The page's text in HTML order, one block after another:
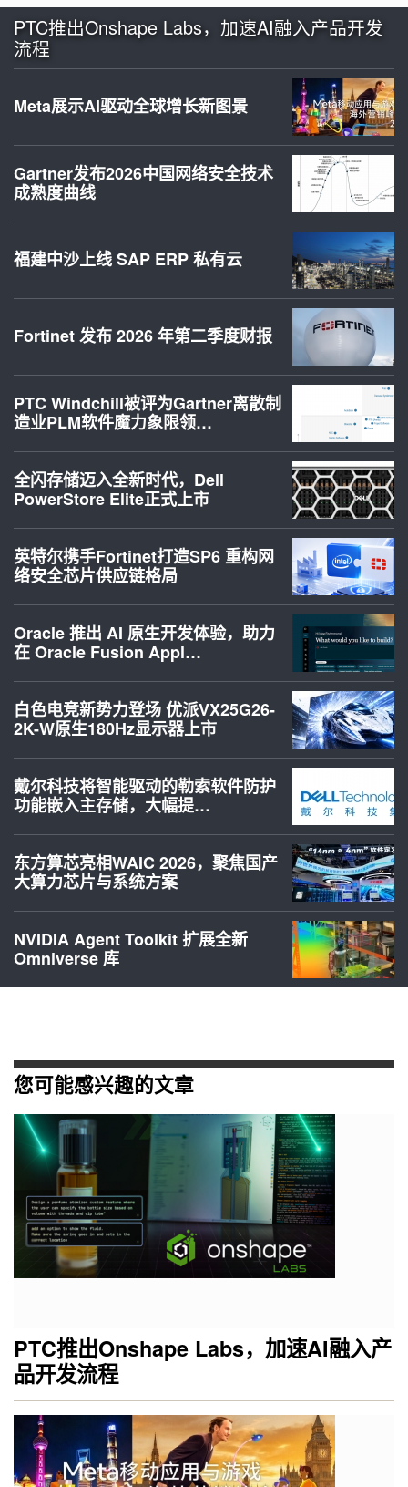
PTC推出Onshape Labs，加速AI融入产品开发
流程
Meta展示AI驱动全球增长新图景
Gartner发布2026中国网络安全技术
成熟度曲线
福建中沙上线 SAP ERP 私有云
Fortinet 发布 2026 年第二季度财报
PTC Windchill被评为Gartner离散制
造业PLM软件魔力象限领…
全闪存储迈入全新时代，Dell
PowerStore Elite正式上市
英特尔携手Fortinet打造SP6 重构网
络安全芯片供应链格局
Oracle 推出 AI 原生开发体验，助力
在 Oracle Fusion Appl…
白色电竞新势力登场 优派VX25G26-
2K-W原生180Hz显示器上市
戴尔科技将智能驱动的勒索软件防护
功能嵌入主存储，大幅提…
东方算芯亮相WAIC 2026，聚焦国产
大算力芯片与系统方案
NVIDIA Agent Toolkit 扩展全新
Omniverse 库
您可能感兴趣的文章
PTC推出Onshape Labs，加速AI融入产
品开发流程